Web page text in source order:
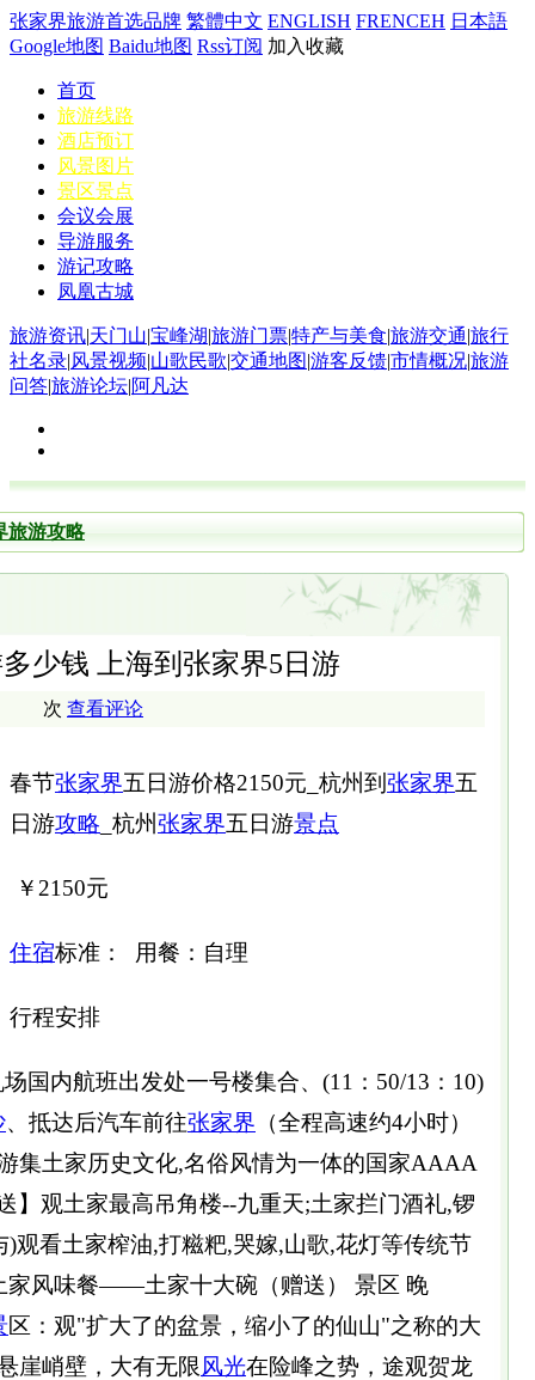
张家界旅游首选品牌 繁體中文 ENGLISH FRENCEH 日本語
Google地图 Baidu地图 Rss订阅 加入收藏
首页
旅游线路
酒店预订
风景图片
景区景点
会议会展
导游服务
游记攻略
凤凰古城
旅游资讯|天门山|宝峰湖|旅游门票|特产与美食|旅游交通|旅行
社名录|风景视频|山歌民歌|交通地图|游客反馈|市情概况|旅游
问答|旅游论坛|阿凡达
旅游攻略
少钱 上海到张家界5日游
次 查看评论
春节张家界五日游价格2150元_杭州到 张家界五
日游攻略 _杭州张家界五日游景点
￥2150元
住宿标准： 用餐：自理
行程安排
国内航班出发处一号楼集合、(11：50/13：10)
、抵达后汽车前往张家界 （全程高速约4小时）
集土家历史文化,名俗风情为一体的国家AAAA
】观土家最高吊角楼--九重天;土家拦门酒礼,锣
观看土家榨油,打糍粑,哭嫁,山歌,花灯等传统节
家风味餐——土家十大碗（赠送） 景区 晚
区：观"扩大了的盆景，缩小了的仙山"之称的大
崖峭壁，大有无限风光在险峰之势，途观贺龙